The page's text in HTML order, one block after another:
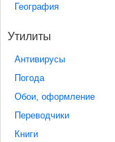
География
Утилиты
Антивирусы
Погода
Обои, оформление
Переводчики
Книги